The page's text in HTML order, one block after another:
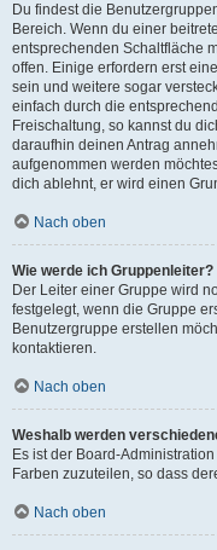
Du findest die
Bereich. Wenn du einer
entsprechenden Schaltfläche
offen. Einige erfordern erst
sein und weitere sogar
einfach durch die
Freischaltung, so kannst du
daraufhin deinen Antrag
aufgenommen werden
dich ablehnt, er wird einen
Nach oben
Wie werde ich Gruppenleiter?
Der Leiter einer Gruppe wird
festgelegt, wenn die Gruppe
Benutzergruppe erstellen
kontaktieren.
Nach oben
Weshalb werden
Es ist der Board-
Farben zuzuteilen, so dass
Nach oben